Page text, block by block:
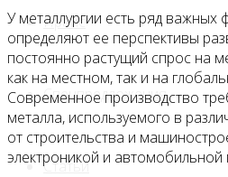
Прайс
Спецпредложения
Статьи
У металлургии есть ряд важных
определяют ее перспективы
постоянно растущий спрос на
как на местном, так и на
Современное производство
металла, используемого в
от строительства и
электроникой и